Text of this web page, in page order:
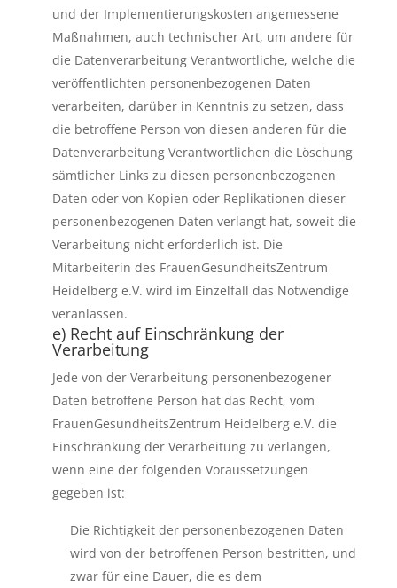
und der Implementierungskosten angemessene
Maßnahmen, auch technischer Art, um andere für
die Datenverarbeitung Verantwortliche, welche die
veröffentlichten personenbezogenen Daten
verarbeiten, darüber in Kenntnis zu setzen, dass
die betroffene Person von diesen anderen für die
Datenverarbeitung Verantwortlichen die Löschung
sämtlicher Links zu diesen personenbezogenen
Daten oder von Kopien oder Replikationen dieser
personenbezogenen Daten verlangt hat, soweit die
Verarbeitung nicht erforderlich ist. Die
Mitarbeiterin des FrauenGesundheitsZentrum
Heidelberg e.V. wird im Einzelfall das Notwendige
veranlassen.
e) Recht auf Einschränkung der
Verarbeitung
Jede von der Verarbeitung personenbezogener
Daten betroffene Person hat das Recht, vom
FrauenGesundheitsZentrum Heidelberg e.V. die
Einschränkung der Verarbeitung zu verlangen,
wenn eine der folgenden Voraussetzungen
gegeben ist:
Die Richtigkeit der personenbezogenen Daten
wird von der betroffenen Person bestritten, und
zwar für eine Dauer, die es dem